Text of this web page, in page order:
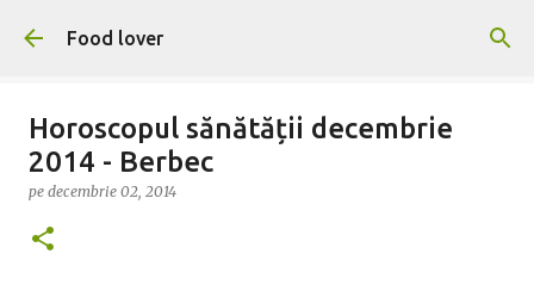
Treceți la conținutul principal
Food lover
Horoscopul sănătății decembrie
2014 - Berbec
pe decembrie 02, 2014